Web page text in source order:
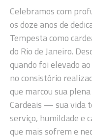
Celebramos com
os doze anos de
Tempesta como
do Rio de Janeiro.
quando foi elevado
no consistório
que marcou sua
Cardeais — sua vida
serviço, humildade e
que mais sofrem e